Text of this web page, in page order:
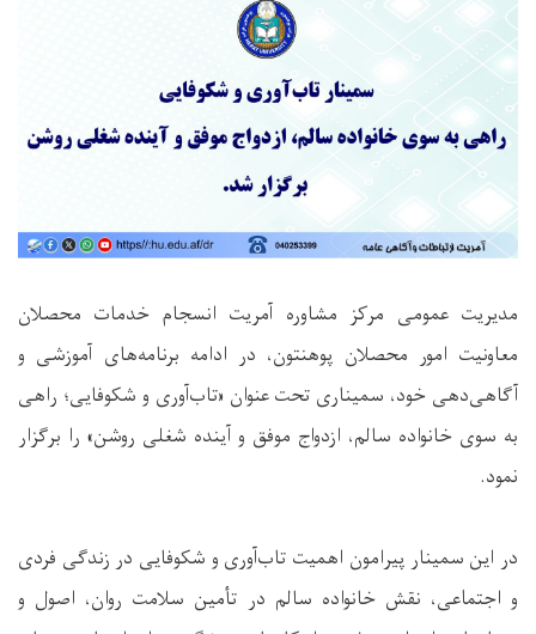
مدیریت عمومی مرکز مشاوره آمریت انسجام خدمات محصلان
معاونیت امور محصلان پوهنتون، در ادامه برنامه‌های آموزشی و
آگاهی‌دهی خود، سمیناری تحت عنوان «تاب‌آوری و شکوفایی؛ راهی
به سوی خانواده سالم، ازدواج موفق و آینده شغلی روشن» را برگزار
نمود.
در این سمینار پیرامون اهمیت تاب‌آوری و شکوفایی در زندگی فردی
و اجتماعی، نقش خانواده سالم در تأمین سلامت روان، اصول و